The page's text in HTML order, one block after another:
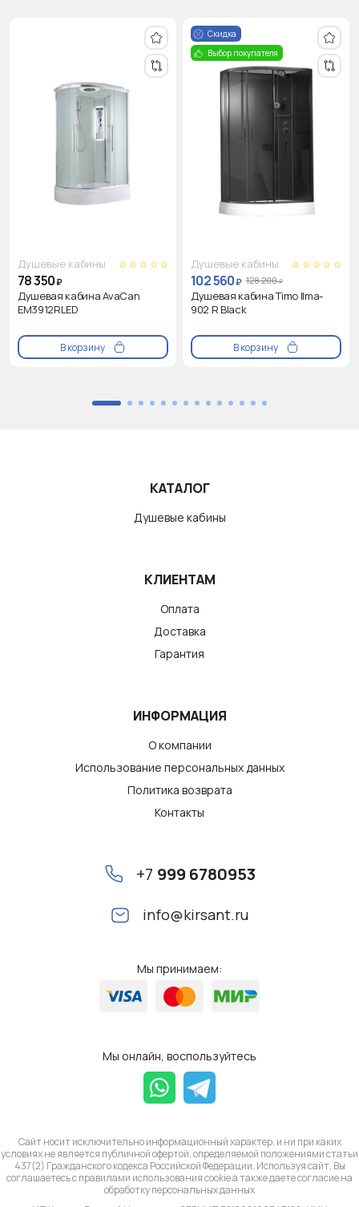
Душевые кабины
78 350₽
Душевая кабина AvaCan
EM3912RLED
В корзину
Скидка
Выбор покупателя
Душевые кабины
102 560₽ 128 200₽
Душевая кабина Timo Ilma-
902 R Black
В корзину
КАТАЛОГ
Душевые кабины
КЛИЕНТАМ
Оплата
Доставка
Гарантия
ИНФОРМАЦИЯ
О компании
Использование персональных данных
Политика возврата
Контакты
+7 999 6780953
info@kirsant.ru
Мы принимаем:
Мы онлайн, воспользуйтесь
Сайт носит исключительно информационный характер, и ни при каких
условиях не является публичной офертой, определяемой положениями статьи
437(2) Гражданского кодекса Российской Федерации. Используя сайт, Вы
соглашаетесь с правилами использования cookie а также даете согласие на
обработкуперсональных данных